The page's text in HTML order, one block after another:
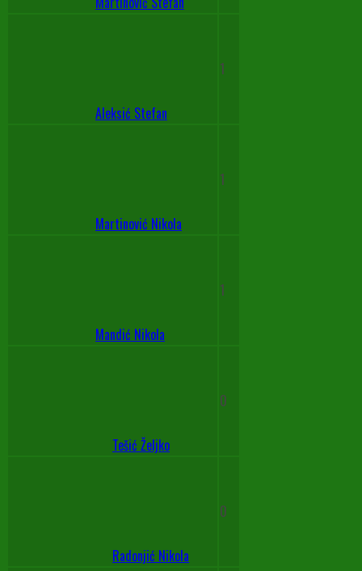
Aleksić Stefan
1
Martinović Nikola
1
Mandić Nikola
1
Tešić Željko
0
Radonjić Nikola
0